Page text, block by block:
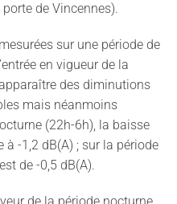
de Vincennes).
sur une période de
en vigueur de la
des diminutions
mais néanmoins
(22h-6h), la baisse
à -1,2 dB(A) ; sur la période
de -0,5 dB(A).